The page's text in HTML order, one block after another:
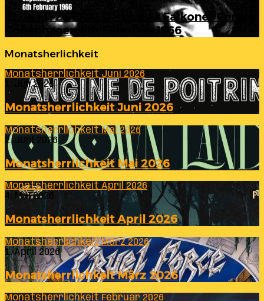
ELLA FITZGERALD – Live At Falkoner Centre
Copenhagen 6th February 1966
Monatsherlichkeit
Monatsherrlichkeit Juni 2026
1. Juli 2026
Monatsherrlichkeit Juni 2026
Monatsherrlichkeit Mai 2026
2. Juni 2026
Monatsherrlichkeit Mai 2026
Monatsherrlichkeit April 2026
4. Mai 2026
Monatsherrlichkeit April 2026
Monatsherrlichkeit März 2026
1. April 2026
Monatsherrlichkeit März 2026
Monatsherrlichkeit Februar 2026